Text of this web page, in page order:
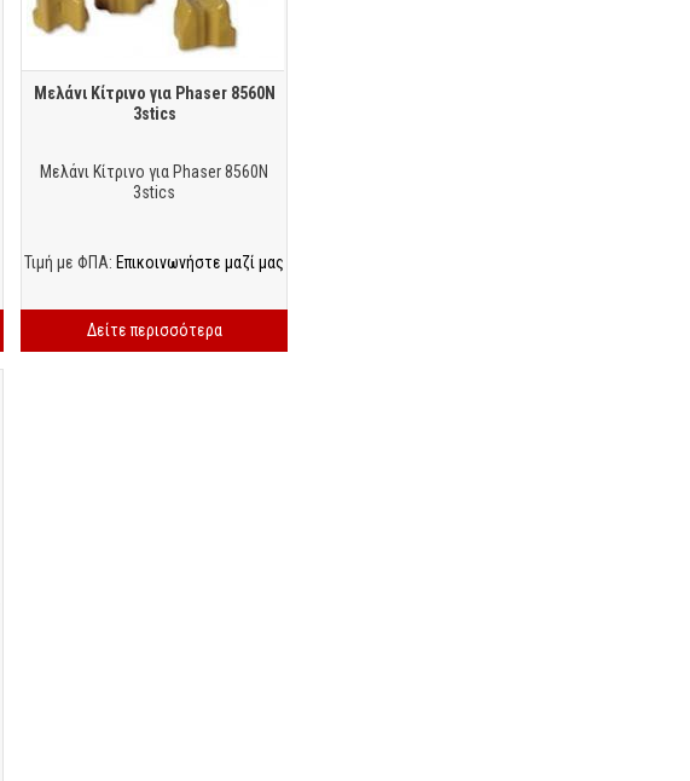
Μελάνι Κίτρινο για Phaser 8560N
3stics
Μελάνι Κίτρινο για Phaser 8560N
3stics
Τιμή με ΦΠΑ: Επικοινωνήστε μαζί μας
Δείτε περισσότερα